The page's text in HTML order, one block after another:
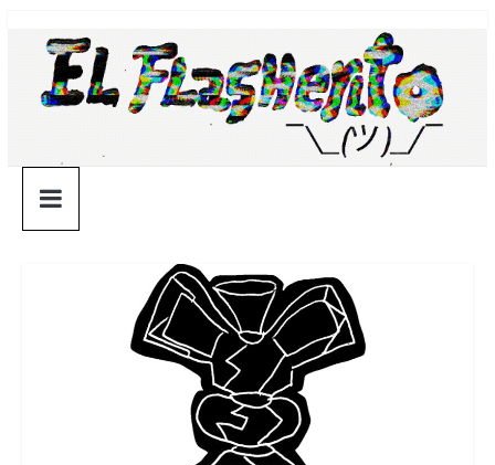
contenido
¯\_(ツ)_/
¯